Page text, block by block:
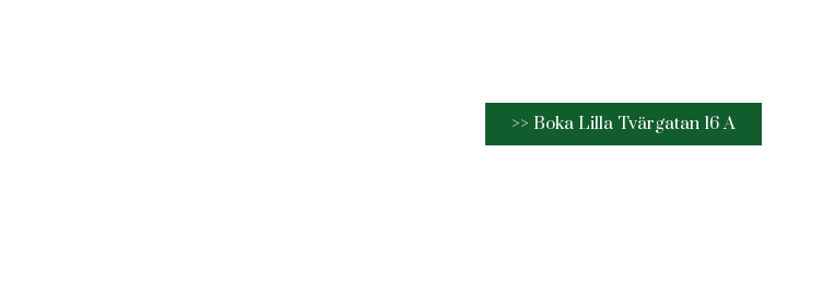
>> Boka Lilla Tvärgatan 16 A